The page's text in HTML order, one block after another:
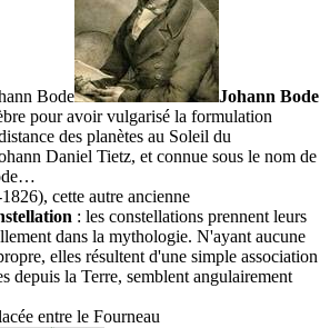
Bode
Johann Bode
pour avoir vulgarisé la formulation
des planètes au Soleil du
Daniel Tietz, et connue sous le nom de
cette autre ancienne
: les constellations prennent leurs
dans la mythologie. N'ayant aucune
elles résultent d'une simple association
depuis la Terre, semblent angulairement
entre le Fourneau